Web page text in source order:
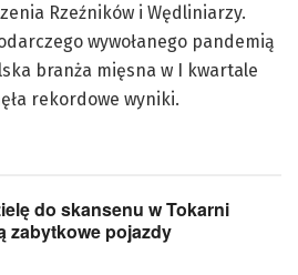
Rzeźników i Wędliniarzy.
wywołanego pandemią
branża mięsna w I kwartale
rekordowe wyniki.
do skansenu w Tokarni
zabytkowe pojazdy